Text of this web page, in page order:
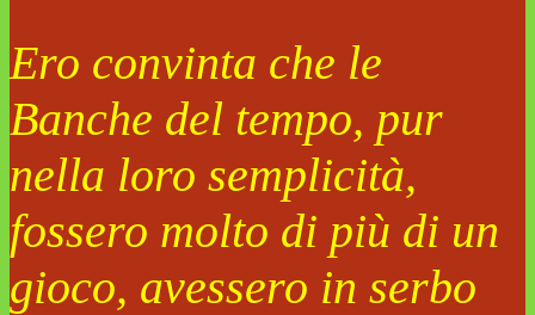
Ero convinta che le
Banche del tempo, pur
nella loro semplicità,
fossero molto di più di un
gioco, avessero in serbo